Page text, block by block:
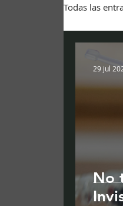
Todas las
No
29 jul